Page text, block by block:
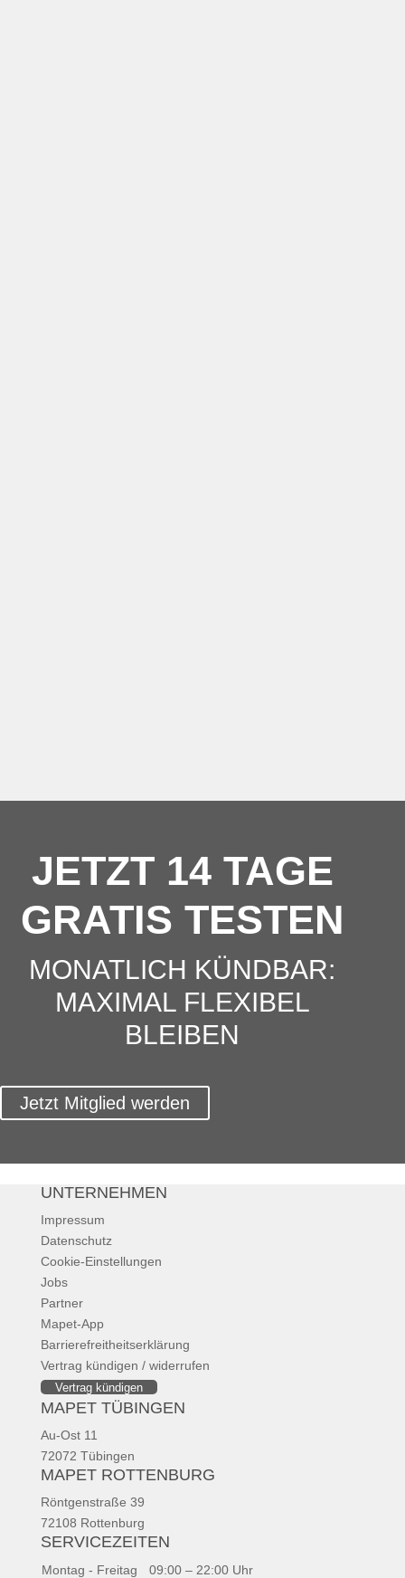
JETZT 14 TAGE
GRATIS TESTEN
MONATLICH KÜNDBAR:
MAXIMAL FLEXIBEL
BLEIBEN
Jetzt Mitglied werden
UNTERNEHMEN
Impressum
Datenschutz
Cookie-Einstellungen
Jobs
Partner
Mapet-App
Barrierefreitheitserklärung
Vertrag kündigen / widerrufen
Vertrag kündigen
MAPET TÜBINGEN
Au-Ost 11
72072 Tübingen
MAPET ROTTENBURG
Röntgenstraße 39
72108 Rottenburg
SERVICEZEITEN
Montag - Freitag
09:00 – 22:00 Uhr